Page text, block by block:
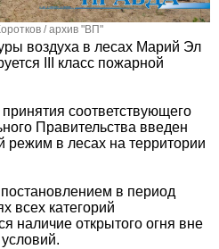
/ архив "ВП"
воздуха в лесах Марий Эл
III класс пожарной
соответствующего
Правительства введен
в лесах на территории
в период
всех категорий
наличие открытого огня вне